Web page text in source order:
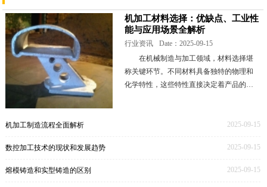
机加工材料选择：优缺点、工业性
能与应用场景全解析
行业资讯
Date：2025-09-15
在机械制造与加工领域，材料选择堪
称关键环节。不同材料具备独特的物理和
化学特性，这些特性直接决定着产品的性
2025-09-15
机加工制造流程全面解析
2025-09-15
数控加工技术的现状和发展趋势
2025-09-15
熔模铸造和实型铸造的区别